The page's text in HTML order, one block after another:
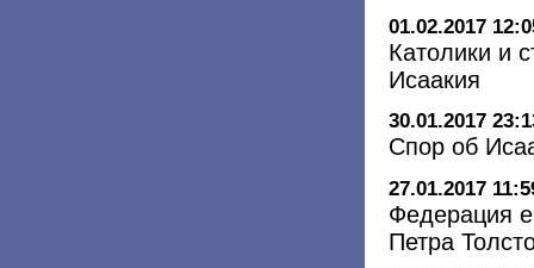
01.02.2017
Католики и
Исаакия
30.01.2017
Спор об
27.01.2017
Федерация
Петра